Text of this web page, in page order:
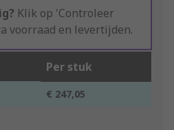
Klik op 'Controleer
voorraad en levertijden.
Per stuk
€ 247,05